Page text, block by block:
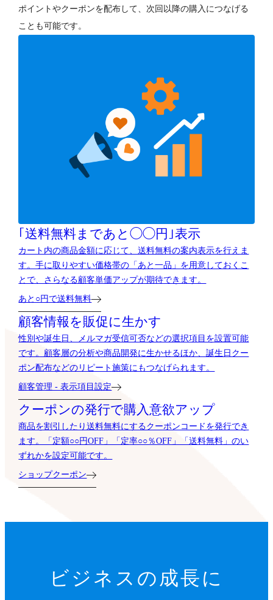
ポイントやクーポンを配布して、次回以降の購入につなげる
ことも可能です。
｢送料無料まであと◯◯円｣表示
カート内の商品金額に応じて、送料無料の案内表示を行えま
す。手に取りやすい価格帯の「あと一品」を用意しておくこ
とで、さらなる顧客単価アップが期待できます。
あと○円で送料無料
顧客情報を販促に生かす
性別や誕生日、メルマガ受信可否などの選択項目を設置可能
です。顧客層の分析や商品開発に生かせるほか、誕生日クー
ポン配布などのリピート施策にもつなげられます。
顧客管理 - 表示項目設定
クーポンの発行で購入意欲アップ
商品を割引したり送料無料にするクーポンコードを発行でき
ます。「定額○○円OFF」「定率○○％OFF」「送料無料」のい
ずれかを設定可能です。
ショップクーポン
ビジネスの成長に